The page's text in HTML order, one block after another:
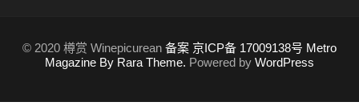
© 2020 樽赏 Winepicurean 备案 京ICP备 17009138号 Metro
Magazine By Rara Theme. Powered by WordPress